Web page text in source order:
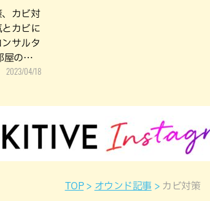
カビ対
カビに
サルタ
屋の上
2023/04/18
TOP オウンド記事 カビ対策